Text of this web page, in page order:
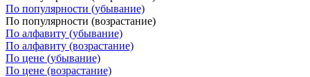
По популярности (убывание)
По популярности (возрастание)
По алфавиту (убывание)
По алфавиту (возрастание)
По цене (убывание)
По цене (возрастание)